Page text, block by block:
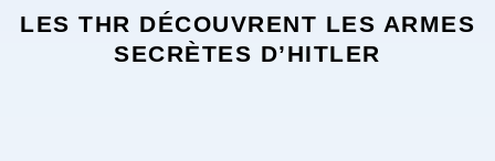
LES THR DÉCOUVRENT LES ARMES
SECRÈTES D’HITLER